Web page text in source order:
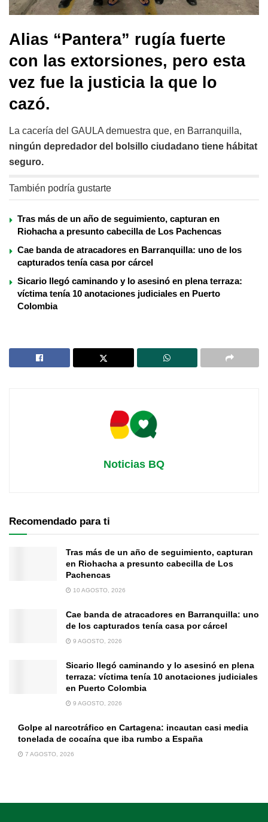
Alias “Pantera” rugía fuerte
con las extorsiones, pero esta
vez fue la justicia la que lo
cazó.
La cacería del GAULA demuestra que, en Barranquilla,
ningún depredador del bolsillo ciudadano tiene hábitat
seguro.
También podría gustarte
Tras más de un año de seguimiento, capturan en
Riohacha a presunto cabecilla de Los Pachencas
Cae banda de atracadores en Barranquilla: uno de los
capturados tenía casa por cárcel
Sicario llegó caminando y lo asesinó en plena terraza:
víctima tenía 10 anotaciones judiciales en Puerto
Colombia
Noticias BQ
Recomendado para ti
Tras más de un año de seguimiento, capturan
en Riohacha a presunto cabecilla de Los
Pachencas
10 AGOSTO, 2026
Cae banda de atracadores en Barranquilla: uno
de los capturados tenía casa por cárcel
9 AGOSTO, 2026
Sicario llegó caminando y lo asesinó en plena
terraza: víctima tenía 10 anotaciones judiciales
en Puerto Colombia
9 AGOSTO, 2026
Golpe al narcotráfico en Cartagena: incautan casi media
tonelada de cocaína que iba rumbo a España
7 AGOSTO, 2026